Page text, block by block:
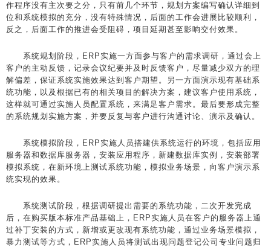
作程序没有主次要之分，只有前几个环节，规划方案编写确认详细到
位和系统模拟的充分，没有特殊情况，后面的工作会进展比较顺利，
反之，后面工作的推进会受阻碍，项目延期甚至影响交付效果。
系统规划阶段，ERP实施一方面参与客户的需求调研，通过会上
客户的主动反馈，记录会议纪要并及时反馈客户，尽量减少双方的理
解偏差，保证系统实施效果达到客户期望。另一方面演示现有基础系
统功能，以及根据已有的相关项目的解决方案，建议客户使用系统，
这样就可通过实施人员配置系统，来满足客户需求。最后要形成完整
的系统规划实施方案，并要反复与客户进行沟通讨论、演示及确认。
系统模拟阶段，ERP实施人员搭建供系统运行的环境，包括应用
服务器和数据库服务器，安装应用程序，新建数据库实例，安装部署
模拟系统，在新环境上测试系统功能，模拟业务场景，向客户演示系
统实现的效果。
系统测试阶段，根据调研提出需要的系统功能，二次开发完成
后，在购买版本标准产品基础上，ERP实施人员在客户的服务器上通
过补丁安装的方式，新增或更改现有系统功能，通过业务场景模拟，
暴力测试等方式，ERP实施人员将测试出现问题登记公司专业问题归